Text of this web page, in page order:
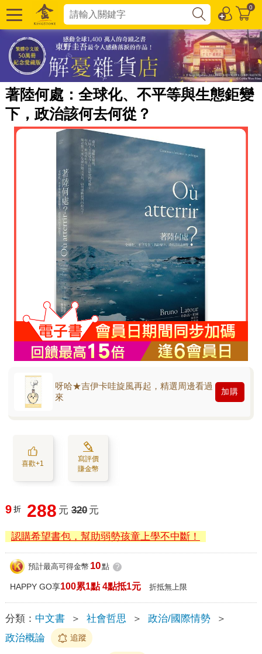
0
著陸何處：全球化、不平等與生態鉅變
下，政治該何去何從？
呀哈★吉伊卡哇旋風再起，精選周邊看過
來
加購
喜歡+1
寫評價
賺金幣
9 折 288 元 320 元
認購希望書包，幫助弱勢孩童上學不中斷！
預計最高可得金幣 10點 ?
HAPPY GO享100累1點 4點抵1元 折抵無上限
分類： 中文書 ＞ 社會哲思 ＞ 政治/國際情勢
＞
政治概論
追蹤